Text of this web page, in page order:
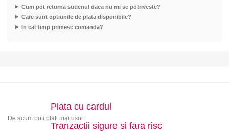
Cum pot returna sutienul daca nu mi se potriveste?
Care sunt optiunile de plata disponibile?
In cat timp primesc comanda?
Plata cu cardul
De acum poti plati mai usor
Tranzactii sigure si fara risc